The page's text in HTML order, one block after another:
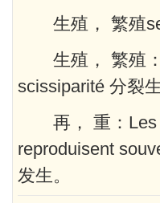
生殖， 繁殖
生殖， 繁殖
scissiparité 分裂
再， 重：
reproduisent
发生。